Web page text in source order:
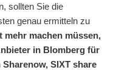
sollten Sie die
genau ermitteln zu
mehr machen müssen,
in Blomberg für
SIXT share